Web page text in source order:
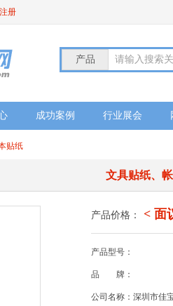
册
产品 请输入搜索
成功案例 行业展会
贴纸
文具贴纸、
产品价格： < 面
产品型号：
品 牌：
公司名称：深圳市佳